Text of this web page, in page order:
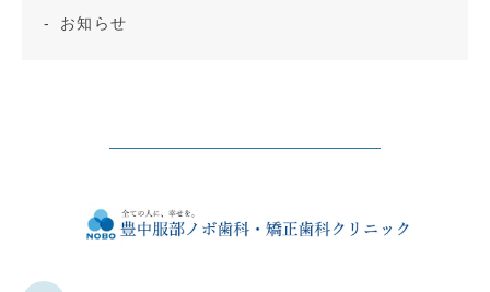
お知らせ